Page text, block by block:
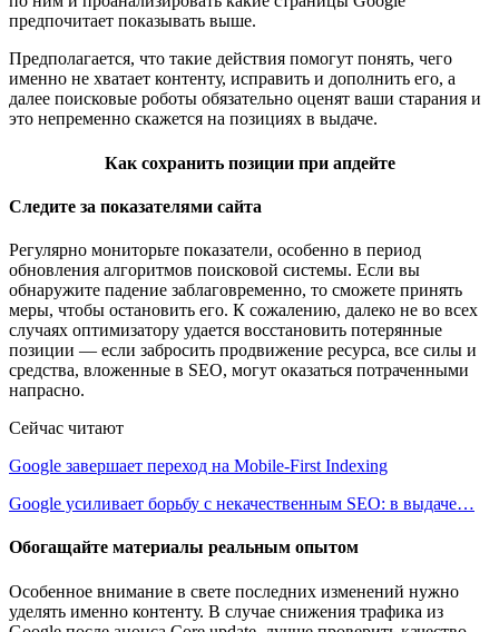
предпочитает показывать выше.
Предполагается, что такие действия помогут понять, чего
именно не хватает контенту, исправить и дополнить его, а
далее поисковые роботы обязательно оценят ваши старания и
это непременно скажется на позициях в выдаче.
Как сохранить позиции при апдейте
Следите за показателями сайта
Регулярно мониторьте показатели, особенно в период
обновления алгоритмов поисковой системы. Если вы
обнаружите падение заблаговременно, то сможете принять
меры, чтобы остановить его. К сожалению, далеко не во всех
случаях оптимизатору удается восстановить потерянные
позиции — если забросить продвижение ресурса, все силы и
средства, вложенные в SEO, могут оказаться потраченными
напрасно.
Сейчас читают
Google завершает переход на Mobile-First Indexing
Google усиливает борьбу с некачественным SEO: в выдаче…
Обогащайте материалы реальным опытом
Особенное внимание в свете последних изменений нужно
уделять именно контенту. В случае снижения трафика из